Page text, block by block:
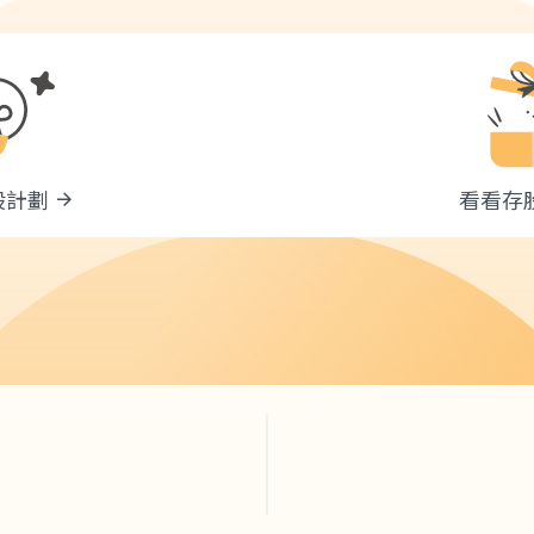
劃 看看存